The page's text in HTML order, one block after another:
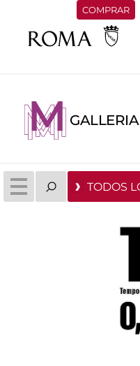
COMPRAR
TODOS